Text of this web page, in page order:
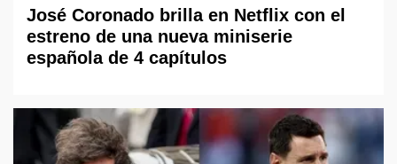
José Coronado brilla en Netflix con el
estreno de una nueva miniserie
española de 4 capítulos